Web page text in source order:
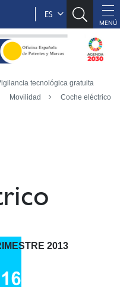
ES
tecnológica gratuita
Movilidad
Coche eléctrico
2013